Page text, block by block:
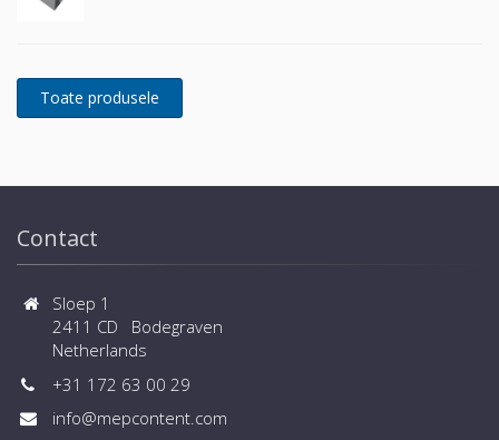
Contact
Sloep 1
2411 CD Bodegraven
Netherlands
+31 172 63 00 29
info@mepcontent.com